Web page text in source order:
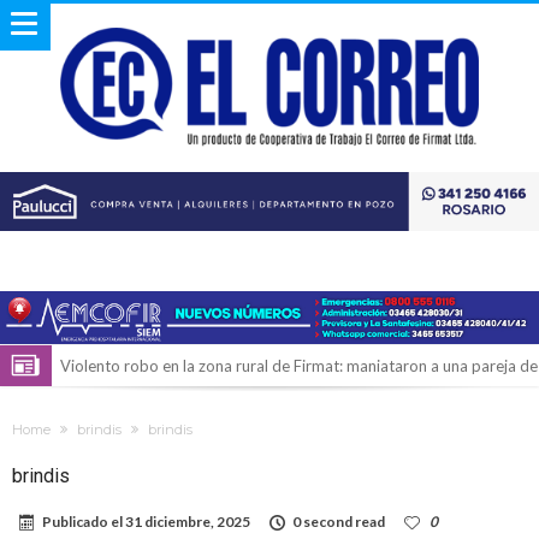
Violento robo en la zona rural de Firmat: maniataron a una pareja de
golosinas para agasajar a los niños en su día
Vuelve el básquet: este viernes arranca el Clausura con agenda
confirmada y planteles renovados
Güemes y Mariano Vera
Home brindis brindis
brindis
Publicado el31 diciembre, 2025 0 second read 0